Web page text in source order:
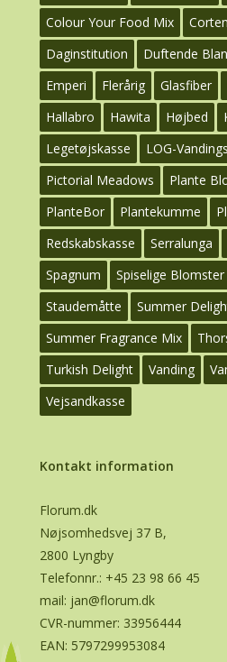
Colour Your Food Mix
Daginstitution
Duftende
Emperi
Flerårig Glasfiber
Hallabro
Hawita Højbed
Legetøjskasse
LOG-
Pictorial Meadows
Plante
PlanteBor
Plantekumme
Redskabskasse
Serralunga
Spagnum
Spiselige Blomster
Staudemåtte
Summer
Summer Fragrance Mix
Turkish Delight
Vanding
Vejsandkasse
Kontakt information
Florum.dk
Nøjsomhedsvej 37 B,
2800 Lyngby
Telefonnr.: +45 23 98 66 45
mail: jan@florum.dk
CVR-nummer: 33956444
EAN: 5797299953084